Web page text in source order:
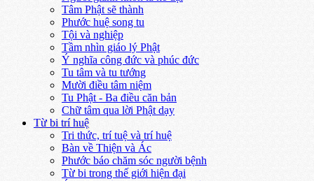
Tâm Phật sẽ thành
Phước huệ song tu
Tội và nghiệp
Tầm nhìn giáo lý Phật
Ý nghĩa công đức và phúc đức
Tu tâm và tu tướng
Mười điều tâm niệm
Tu Phật - Ba điều căn bản
Chữ tâm qua lời Phật dạy
Từ bi trí huệ
Tri thức, trí tuệ và trí huệ
Bàn về Thiện và Ác
Phước báo chăm sóc người bệnh
Từ bi trong thế giới hiện đại